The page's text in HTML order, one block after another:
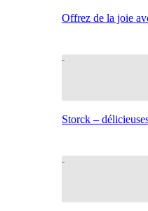
Offrez de la joie
Storck –